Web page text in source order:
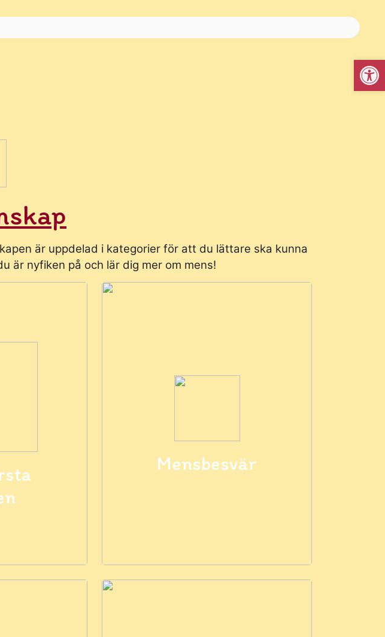
är uppdelad i kategorier för att du lättare ska kunna
är nyfiken på och lär dig mer om mens!
Mensbesvär